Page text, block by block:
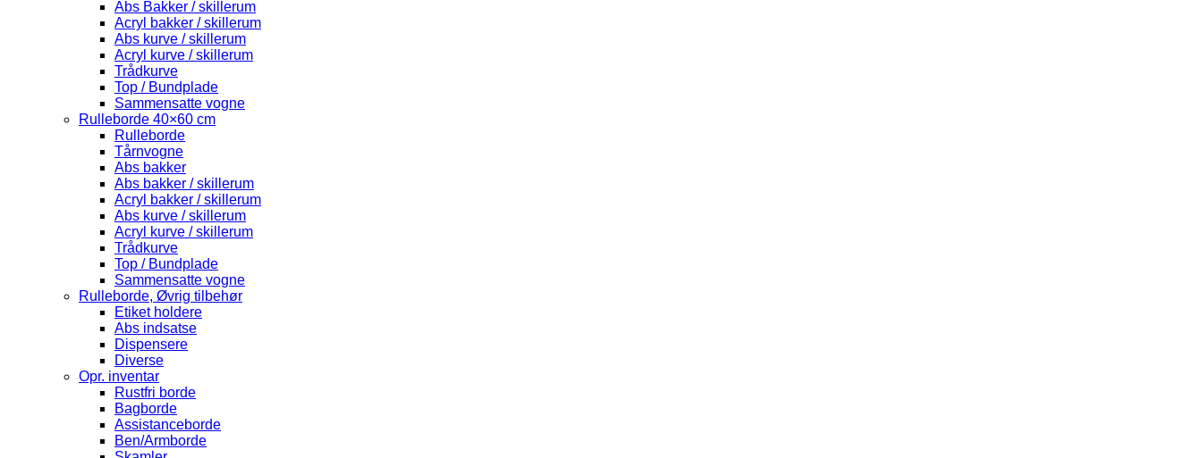
Abs Bakker / skillerum
Acryl bakker / skillerum
Abs kurve / skillerum
Acryl kurve / skillerum
Trådkurve
Top / Bundplade
Sammensatte vogne
Rulleborde 40×60 cm
Rulleborde
Tårnvogne
Abs bakker
Abs bakker / skillerum
Acryl bakker / skillerum
Abs kurve / skillerum
Acryl kurve / skillerum
Trådkurve
Top / Bundplade
Sammensatte vogne
Rulleborde, Øvrig tilbehør
Etiket holdere
Abs indsatse
Dispensere
Diverse
Opr. inventar
Rustfri borde
Bagborde
Assistanceborde
Ben/Armborde